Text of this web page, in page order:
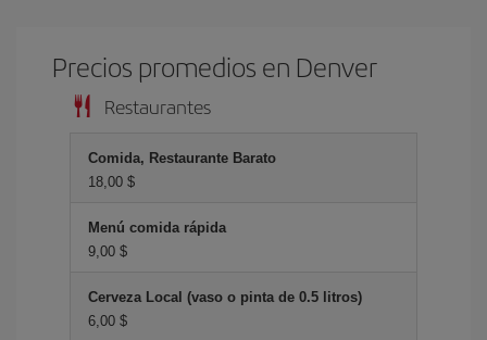
Precios promedios en Denver
Restaurantes
Comida, Restaurante Barato
18,00 $
Menú comida rápida
9,00 $
Cerveza Local (vaso o pinta de 0.5 litros)
6,00 $